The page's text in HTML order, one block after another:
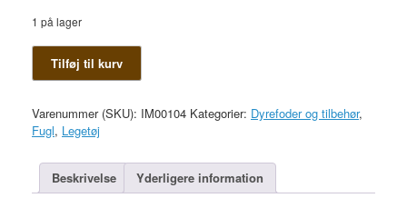
1 på lager
Fuglelegetøj
SamTilføj til kurv
Varenummer (SKU): IM00104 Kategorier: Dyrefoder og tilbehør,
Fugl, Legetøj
Beskrivelse Yderligere information